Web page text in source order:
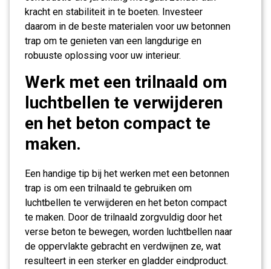
kracht en stabiliteit in te boeten. Investeer
daarom in de beste materialen voor uw betonnen
trap om te genieten van een langdurige en
robuuste oplossing voor uw interieur.
Werk met een trilnaald om
luchtbellen te verwijderen
en het beton compact te
maken.
Een handige tip bij het werken met een betonnen
trap is om een trilnaald te gebruiken om
luchtbellen te verwijderen en het beton compact
te maken. Door de trilnaald zorgvuldig door het
verse beton te bewegen, worden luchtbellen naar
de oppervlakte gebracht en verdwijnen ze, wat
resulteert in een sterker en gladder eindproduct.